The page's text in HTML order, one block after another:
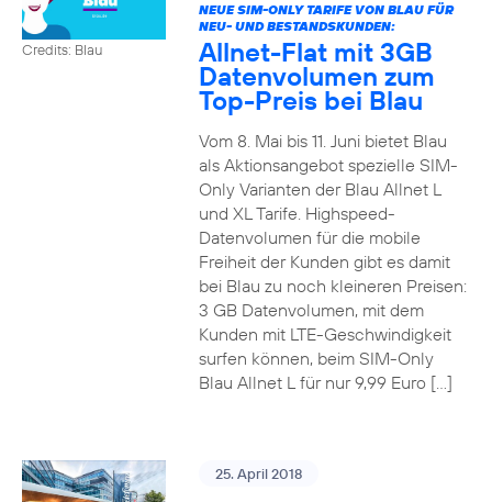
Credits: Blau
NEUE SIM-ONLY TARIFE VON BLAU FÜR
NEU- UND BESTANDSKUNDEN:
Allnet-Flat mit 3GB
Datenvolumen zum
Top-Preis bei Blau
Vom 8. Mai bis 11. Juni bietet Blau
als Aktionsangebot spezielle SIM-
Only Varianten der Blau Allnet L
und XL Tarife. Highspeed-
Datenvolumen für die mobile
Freiheit der Kunden gibt es damit
bei Blau zu noch kleineren Preisen:
3 GB Datenvolumen, mit dem
Kunden mit LTE-Geschwindigkeit
surfen können, beim SIM-Only
Blau Allnet L für nur 9,99 Euro […]
25. April 2018